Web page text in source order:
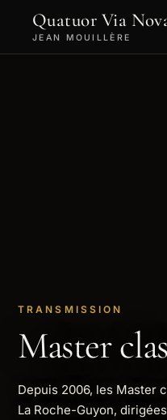
Quatuor Via
JEAN MOUILLÈRE
TRANSMISSION
Master
Depuis 2006, les Master
La Roche-Guyon,